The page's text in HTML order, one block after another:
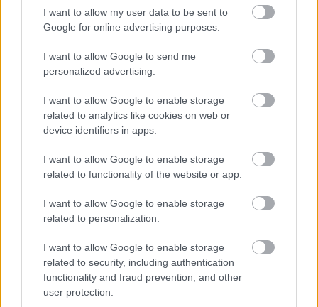
I want to allow my user data to be sent to
Google for online advertising purposes.
I want to allow Google to send me
personalized advertising.
I want to allow Google to enable storage
related to analytics like cookies on web or
device identifiers in apps.
I want to allow Google to enable storage
related to functionality of the website or app.
I want to allow Google to enable storage
related to personalization.
I want to allow Google to enable storage
related to security, including authentication
functionality and fraud prevention, and other
user protection.
Nem feltétlenül kell kandalló ahhoz, hogy melengető
elhelyezett lampion-sor, gyertyák, mécsesek,
lámpások ugyanolyan barátságos hangulatot
teremtenek. Ne várjunk különleges alkalomra, egy
egyszerű vacsora ugyanúgy alkalmas erre.